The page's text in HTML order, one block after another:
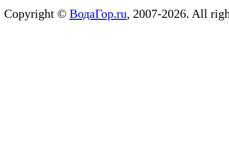
Copyright © ВодаГор.ru, 2007-2026. All